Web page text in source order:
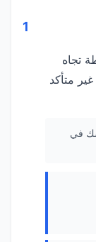
1
تجاه
متأكد
في